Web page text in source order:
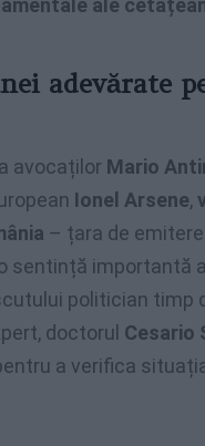
ale
adevărate
avocaților Mario
Ionel Arsene,
– țara de
sentință importantă
politician timp
doctorul Cesario
a verifica